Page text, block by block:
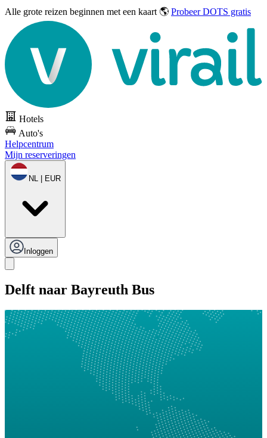
Alle grote reizen beginnen met een kaart 🌎 Probeer DOTS gratis
Hotels
Auto's
Helpcentrum
Mijn reserveringen
NL | EUR
Inloggen
Delft naar Bayreuth Bus